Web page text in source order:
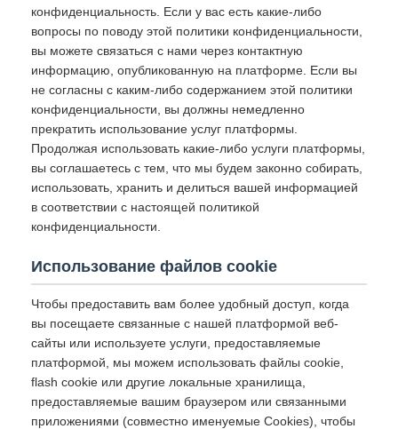
конфиденциальность. Если у вас есть какие-либо
вопросы по поводу этой политики конфиденциальности,
вы можете связаться с нами через контактную
информацию, опубликованную на платформе. Если вы
не согласны с каким-либо содержанием этой политики
конфиденциальности, вы должны немедленно
прекратить использование услуг платформы.
Продолжая использовать какие-либо услуги платформы,
вы соглашаетесь с тем, что мы будем законно собирать,
использовать, хранить и делиться вашей информацией
в соответствии с настоящей политикой
конфиденциальности.
Использование файлов cookie
Чтобы предоставить вам более удобный доступ, когда
вы посещаете связанные с нашей платформой веб-
сайты или используете услуги, предоставляемые
платформой, мы можем использовать файлы cookie,
flash cookie или другие локальные хранилища,
предоставляемые вашим браузером или связанными
приложениями (совместно именуемые Cookies), чтобы